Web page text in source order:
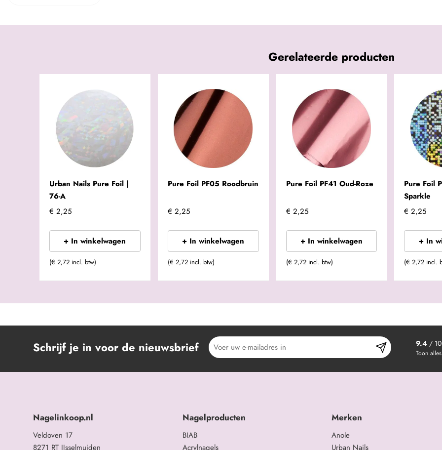
Gerelateerde producten
Urban Nails Pure Foil |
76-A
€ 2,25
+ In winkelwagen
(€ 2,72 incl. btw)
Pure Foil PF05 Roodbruin
€ 2,25
+ In winkelwagen
(€ 2,72 incl. btw)
Pure Foil PF41 Oud-Roze
€ 2,25
+ In winkelwagen
(€ 2,72 incl. btw)
Pure Foil
Sparkle
€ 2,25
+ In
(€ 2,72 incl.
Schrijf je in voor de nieuwsbrief 9.4/ 10
Toon alles
Nagelinkoop.nl
Veldoven 17
8271 RT IJsselmuiden
Nagelproducten
BIAB
Acrylnagels
Merken
Anole
Urban Nails